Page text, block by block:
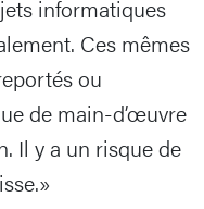
informatiques
Ces mêmes
ou
de main-d’œuvre
Il y a un risque de